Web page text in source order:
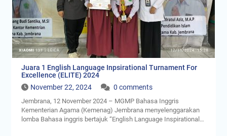
Juara 1 English Language Inpsirational Turnament For
Excellence (ELITE) 2024
November 22, 2024
0 comments
Jembrana, 12 November 2024 – MGMP Bahasa Inggris
Kementerian Agama (Kemenag) Jembrana menyelenggarakan
lomba Bahasa inggris bertajuk “English Language Inspirational…